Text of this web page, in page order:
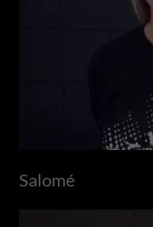
Salomé